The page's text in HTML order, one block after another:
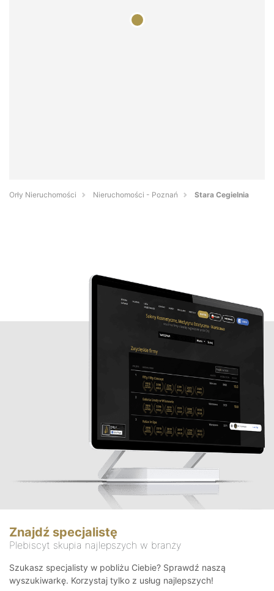
Orły Nieruchomości Nieruchomości - Poznań Stara Cegielnia
Znajdź specjalistę
Plebiscyt skupia najlepszych w branży
Szukasz specjalisty w pobliżu Ciebie? Sprawdź naszą
wyszukiwarkę. Korzystaj tylko z usług najlepszych!